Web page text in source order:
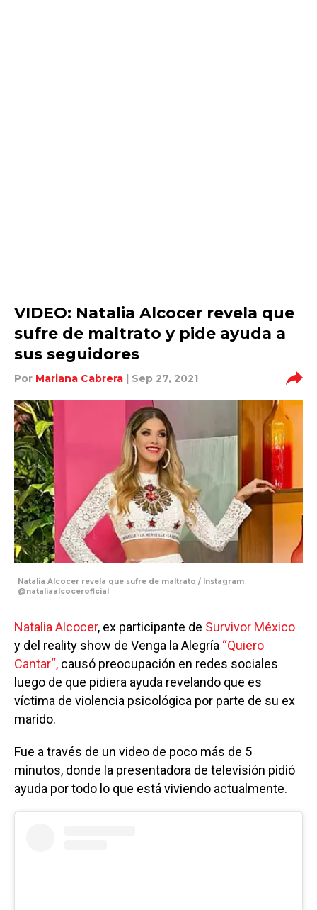
VIDEO: Natalia Alcocer revela que
sufre de maltrato y pide ayuda a
sus seguidores
Por Mariana Cabrera | Sep 27, 2021
Natalia Alcocer revela que sufre de maltrato / Instagram
@nataliaalcoceroficial
Natalia Alcocer, ex participante de Survivor México
y del reality show de Venga la Alegría “Quiero
Cantar“, causó preocupación en redes sociales
luego de que pidiera ayuda revelando que es
víctima de violencia psicológica por parte de su ex
marido.
Fue a través de un video de poco más de 5
minutos, donde la presentadora de televisión pidió
ayuda por todo lo que está viviendo actualmente.